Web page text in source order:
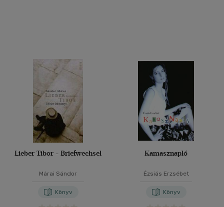
Lieber Tibor - Briefwechsel
Márai Sándor
Könyv
Kamasznapló
Ézsiás Erzsébet
Könyv